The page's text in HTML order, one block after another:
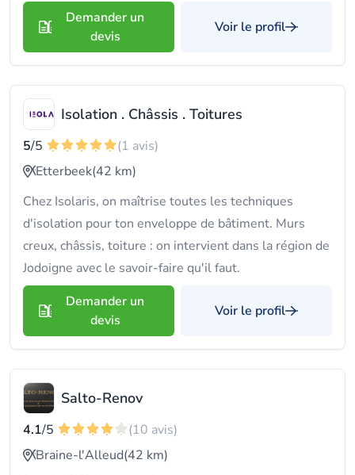
Demander un
devis
Voir le profil
Isolation . Châssis . Toitures
5/5
(1 avis)
Etterbeek(42 km)
Chez Isolaris, on maîtrise toutes les techniques
d'isolation pour ton enveloppe de bâtiment. Murs
creux, châssis, toiture : on intervient dans la région de
Jodoigne avec le savoir-faire qu'il faut.
Demander un
devis
Voir le profil
Salto-Renov
4.1/5
(10 avis)
Braine-l'Alleud(42 km)